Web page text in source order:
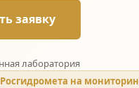
заявку
лаборатория
на